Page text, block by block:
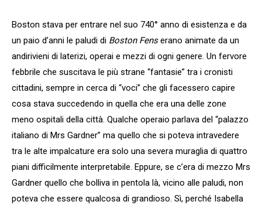
Boston stava per entrare nel suo 740° anno di esistenza e da
un paio d’anni le paludi di Boston Fenserano animate da un
andirivieni di laterizi, operai e mezzi di ogni genere. Un fervore
febbrile che suscitava le più strane “fantasie” tra i cronisti
cittadini, sempre in cerca di “voci” che gli facessero capire
cosa stava succedendo in quella che era una delle zone
meno ospitali della città. Qualche operaio parlava del “palazzo
italiano di Mrs Gardner” ma quello che si poteva intravedere
tra le alte impalcature era solo una severa muraglia di quattro
piani difficilmente interpretabile. Eppure, se c’era di mezzo Mrs
Gardner quello che bolliva in pentola là, vicino alle paludi, non
poteva che essere qualcosa di grandioso. Sì, perché Isabella